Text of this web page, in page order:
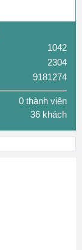
1042
2304
9181274
0 thành viên
36 khách